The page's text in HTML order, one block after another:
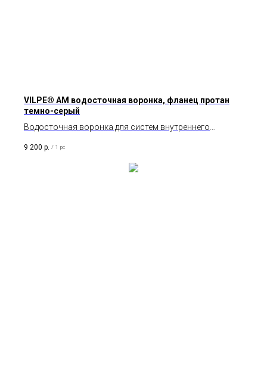
VILPE® АМ водосточная воронка, фланец протан
темно-серый
Водосточная воронка для систем внутреннего
серых однослойных ПВХ –покрытий.
9 200 р. / 1 pc